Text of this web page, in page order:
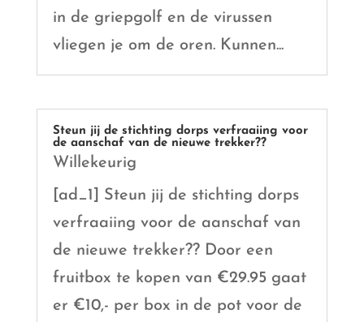
in de griepgolf en de virussen
vliegen je om de oren. Kunnen...
Steun jij de stichting dorps verfraaiing voor
de aanschaf van de nieuwe trekker??
Willekeurig
[ad_1] Steun jij de stichting dorps
verfraaiing voor de aanschaf van
de nieuwe trekker?? Door een
fruitbox te kopen van €29.95 gaat
er €10,- per box in de pot voor de